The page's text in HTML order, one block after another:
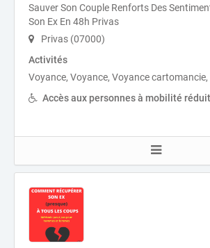
Sauver Son Couple Renforts Des
Son Ex En 48h Privas
Privas (07000)
Activités
Voyance, Voyance, Voyance
Accès aux personnes à mobilité